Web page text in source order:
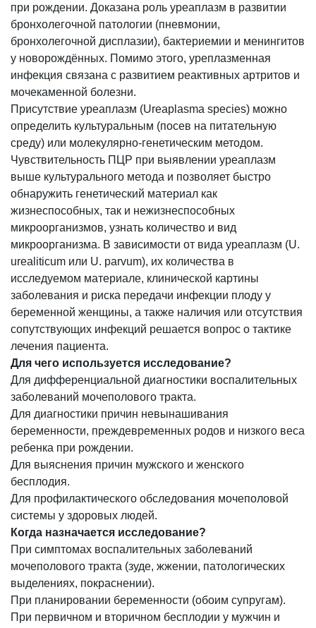
при рождении. Доказана роль уреаплазм в развитии
бронхолегочной патологии (пневмонии,
бронхолегочной дисплазии), бактериемии и менингитов
у новорождённых. Помимо этого, уреплазменная
инфекция связана с развитием реактивных артритов и
мочекаменной болезни.
Присутствие уреаплазм (Ureaplasma species) можно
определить культуральным (посев на питательную
среду) или молекулярно-генетическим методом.
Чувствительность ПЦР при выявлении уреаплазм
выше культурального метода и позволяет быстро
обнаружить генетический материал как
жизнеспособных, так и нежизнеспособных
микроорганизмов, узнать количество и вид
микроорганизма. В зависимости от вида уреаплазм (U.
urealiticum или U. parvum), их количества в
исследуемом материале, клинической картины
заболевания и риска передачи инфекции плоду у
беременной женщины, а также наличия или отсутствия
сопутствующих инфекций решается вопрос о тактике
лечения пациента.
Для чего используется исследование?
Для дифференциальной диагностики воспалительных
заболеваний мочеполового тракта.
Для диагностики причин невынашивания
беременности, преждевременных родов и низкого веса
ребенка при рождении.
Для выяснения причин мужского и женского
бесплодия.
Для профилактического обследования мочеполовой
системы у здоровых людей.
Когда назначается исследование?
При симптомах воспалительных заболеваний
мочеполового тракта (зуде, жжении, патологических
выделениях, покраснении).
При планировании беременности (обоим супругам).
При первичном и вторичном бесплодии у мужчин и